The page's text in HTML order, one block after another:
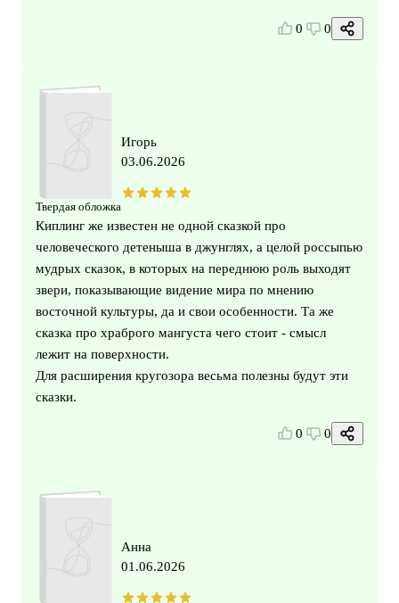
0 0
Твердая обложка
Игорь
03.06.2026
Киплинг же известен не одной сказкой про
человеческого детеныша в джунглях, а целой россыпью
мудрых сказок, в которых на переднюю роль выходят
звери, показывающие видение мира по мнению
восточной культуры, да и свои особенности. Та же
сказка про храброго мангуста чего стоит - смысл
лежит на поверхности.
Для расширения кругозора весьма полезны будут эти
сказки.
0 0
Анна
01.06.2026